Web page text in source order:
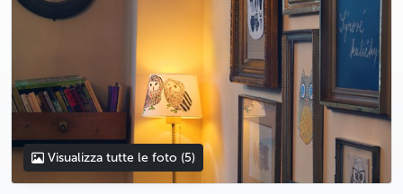
Visualizza tutte le foto (5)